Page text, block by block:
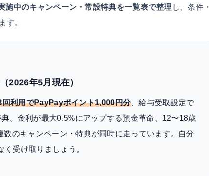
施中のキャンペーン・常設特典を一覧表で整理 し、条件・
す。
2026年5月現在）
利用でPayPayポイント1,000円分、給与受取設定で
、金利が最大0.5%にアップする預金革命、12〜18歳
のキャンペーン・特典が同時に走っています。自分
受け取りましょう。